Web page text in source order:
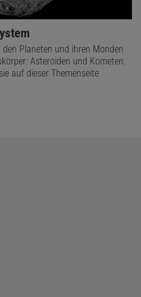
Planeten und ihren Monden
Asteroiden und Kometen.
auf dieser Themenseite